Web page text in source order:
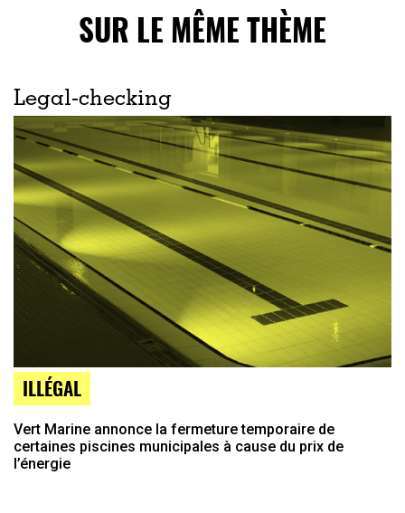
SUR LE MÊME THÈME
Legal-checking
ILLÉGAL
Vert Marine annonce la fermeture temporaire de
certaines piscines municipales à cause du prix de
l’énergie